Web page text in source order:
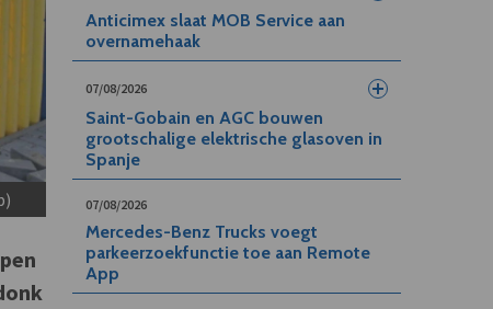
Anticimex slaat MOB Service aan
overnamehaak
07/08/2026
Saint-Gobain en AGC bouwen
grootschalige elektrische glasoven in
Spanje
07/08/2026
Mercedes-Benz Trucks voegt
parkeerzoekfunctie toe aan Remote
App